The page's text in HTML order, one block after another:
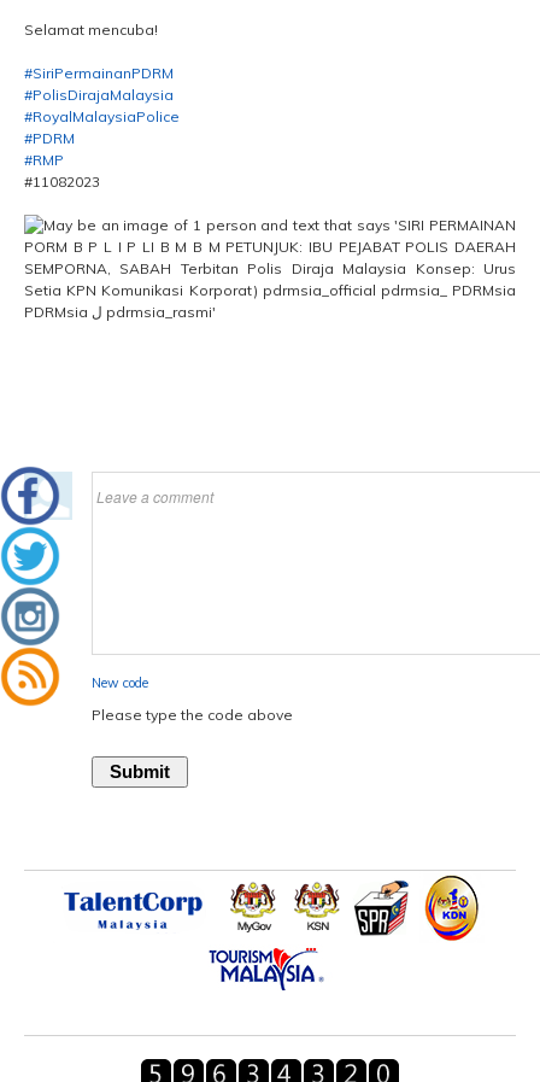
Selamat mencuba!
#SiriPermainanPDRM
#PolisDirajaMalaysia
#RoyalMalaysiaPolice
#PDRM
#RMP
#11082023
Leave a comment
New code
Please type the code above